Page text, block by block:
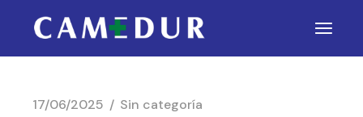
17/06/2025 Sin categoría